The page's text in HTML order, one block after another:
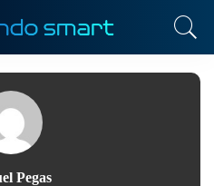
Pegas